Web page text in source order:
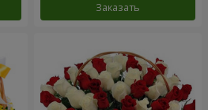
Заказать